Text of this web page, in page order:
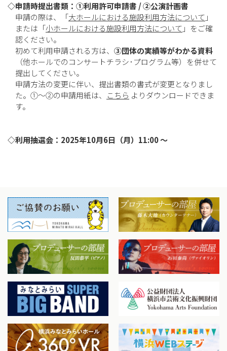
◇申請時提出書類：①利用許可申請書 / ②公演計画書
申請の際は、「大ホールにおける施設利用方法について 」
または「小ホールにおける施設利用方法について 」をご確
認ください。
初めて利用申請される方は、 ③団体の実績等がわかる資料
（他ホールでのコンサートチラシ･プログラム等）を併せて
提出してください。
申請方法の変更に伴い、提出書類の書式が変更となりまし
た。①～②の申請用紙は、
こちら よりダウンロードできま
す。
◇利用抽選会：2025年10月6日（月）11:00 ～